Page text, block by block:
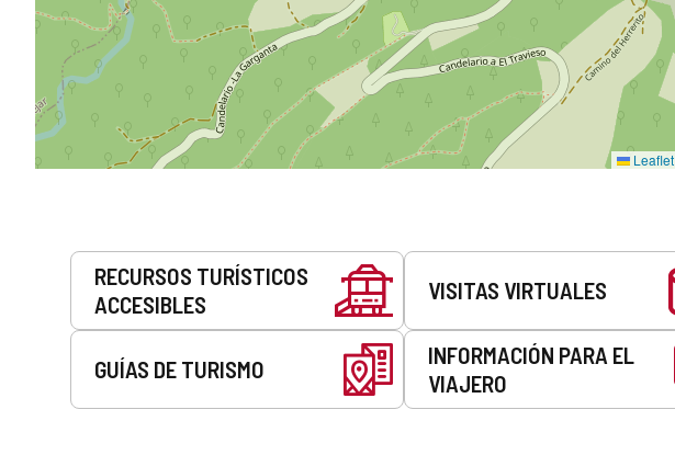
Leaflet
Servicios
RECURSOS TURÍSTICOS
ACCESIBLES
VISITAS VIRTUALES
GUÍAS DE TURISMO
INFORMACIÓN PARA EL
VIAJERO